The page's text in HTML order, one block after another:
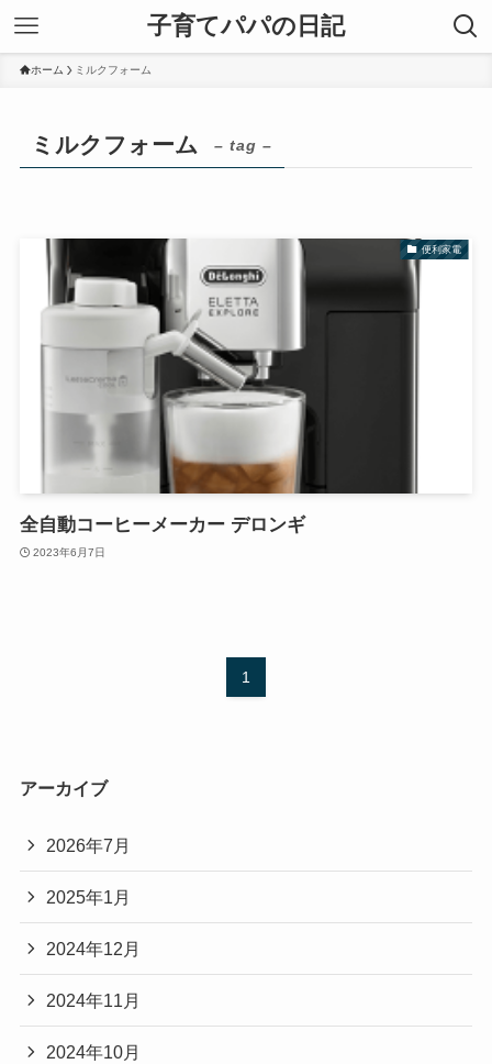
子育てパパの日記
ホーム ミルクフォーム
ミルクフォーム – tag –
便利家電
全自動コーヒーメーカー デロンギ
2023年6月7日
1
アーカイブ
2026年7月
2025年1月
2024年12月
2024年11月
2024年10月